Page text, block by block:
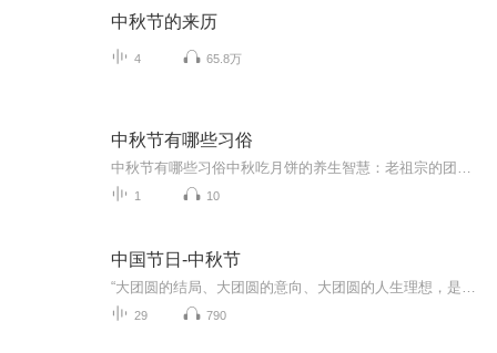
中秋节的来历
4 65.8万
中秋节有哪些习俗
1 10
中国节日-中秋节
29 790